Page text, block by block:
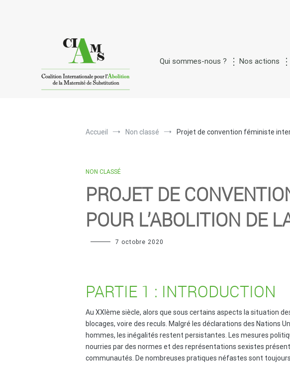
Qui sommes-nous ? Nos actions
Accueil Non classé Projet de convention féministe
NON CLASSÉ
PROJET DE
POUR L’ABOLITION DE
7 octobre 2020
PARTIE 1 : INTRODUCTION
Au XXIème siècle, alors que sous certains aspects la situation
blocages, voire des reculs. Malgré les déclarations des Nations
hommes, les inégalités restent persistantes. Les mesures
nourries par des normes et des représentations sexistes
communautés. De nombreuses pratiques néfastes sont